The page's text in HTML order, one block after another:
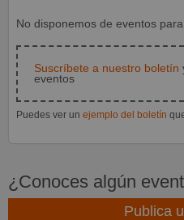
No disponemos de eventos
Suscríbete a nuestro boletín
eventos
Puedes ver un ejemplo del boletín
¿Conoces algún
Publica